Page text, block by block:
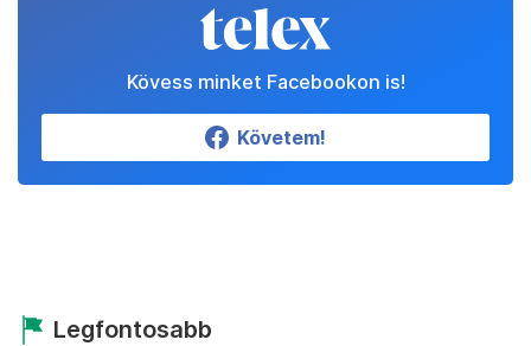
Kövess minket Facebookon is!
Követem!
Legfontosabb